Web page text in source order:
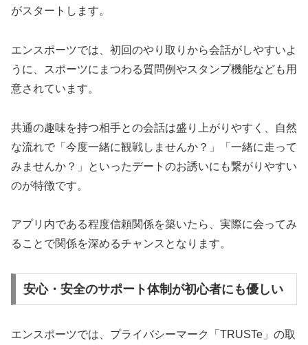
がスタートします。
エンスポーツでは、初回のやり取りから会話がしやすいよ
うに、スポーツにまつわる質問例やスタンプ機能なども用
意されています。
共通の趣味を持つ相手との会話は盛り上がりやすく、自然
な流れで「今度一緒に観戦しませんか？」「一緒に走って
みませんか？」といったデートのお誘いにも繋がりやすい
のが特徴です。
アプリ内である程度信頼関係を築いたら、実際に会ってみ
ることで関係を深めるチャンスとなります。
安心・安全のサポート体制が初心者にも優しい
エンスポーツでは、プライバシーマーク「TRUSTe」の取